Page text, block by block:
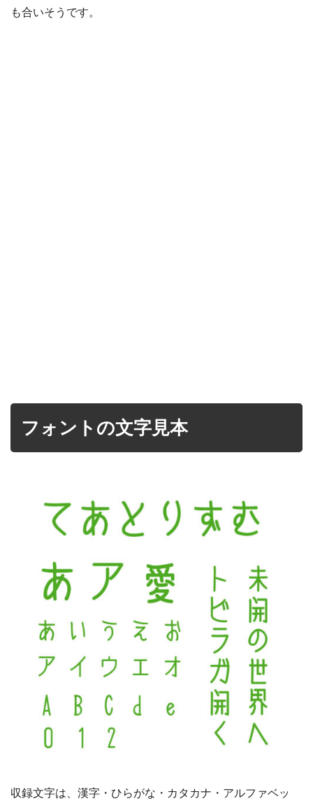
も合いそうです。
フォントの文字見本
収録文字は、漢字・ひらがな・カタカナ・アルファベッ